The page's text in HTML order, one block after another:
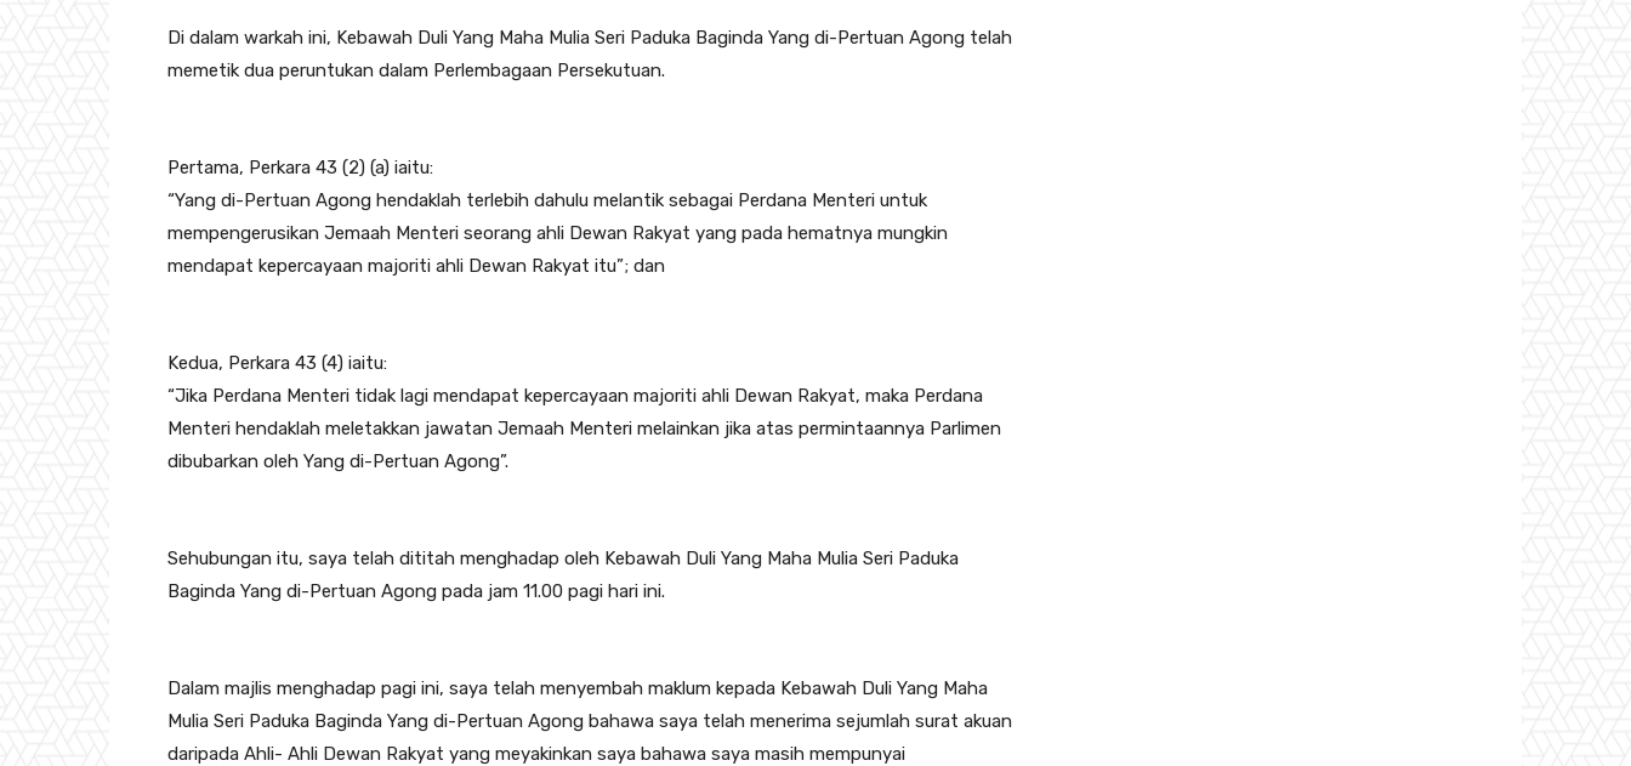
Di dalam warkah ini, Kebawah Duli Yang Maha Mulia Seri Paduka Baginda Yang di-Pertuan Agong telah
memetik dua peruntukan dalam Perlembagaan Persekutuan.
Pertama, Perkara 43 (2) (a) iaitu:
“Yang di-Pertuan Agong hendaklah terlebih dahulu melantik sebagai Perdana Menteri untuk
mempengerusikan Jemaah Menteri seorang ahli Dewan Rakyat yang pada hematnya mungkin
mendapat kepercayaan majoriti ahli Dewan Rakyat itu”; dan
Kedua, Perkara 43 (4) iaitu:
“Jika Perdana Menteri tidak lagi mendapat kepercayaan majoriti ahli Dewan Rakyat, maka Perdana
Menteri hendaklah meletakkan jawatan Jemaah Menteri melainkan jika atas permintaannya Parlimen
dibubarkan oleh Yang di-Pertuan Agong”.
Sehubungan itu, saya telah dititah menghadap oleh Kebawah Duli Yang Maha Mulia Seri Paduka
Baginda Yang di-Pertuan Agong pada jam 11.00 pagi hari ini.
Dalam majlis menghadap pagi ini, saya telah menyembah maklum kepada Kebawah Duli Yang Maha
Mulia Seri Paduka Baginda Yang di-Pertuan Agong bahawa saya telah menerima sejumlah surat akuan
daripada Ahli- Ahli Dewan Rakyat yang meyakinkan saya bahawa saya masih mempunyai